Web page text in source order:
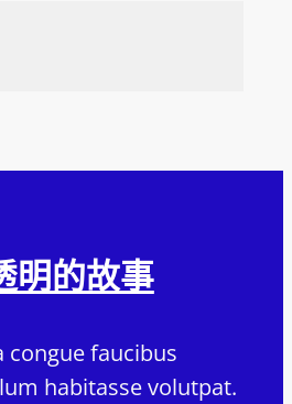
明的故事
congue faucibus
habitasse volutpat.